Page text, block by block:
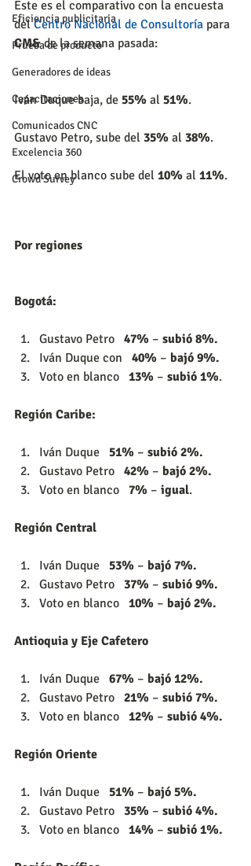
Eficiencia publicitaria
Prueba de producto
Generadores de ideas
Capacitaciones
Comunicados CNC
Excelencia 360
Crowd Survey
Este es el comparativo con la encuesta
del Centro Nacional de Consultoría para
CM& de la semana pasada:
Iván Duque baja, de 55% al 51%.
Gustavo Petro, sube del 35% al 38%.
El voto en blanco sube del 10% al 11%.
Por regiones
Bogotá:
Gustavo Petro 47% – subió 8%.
Iván Duque con 40% – bajó 9%.
Voto en blanco 13% – subió 1%.
Región Caribe:
Iván Duque 51% – subió 2%.
Gustavo Petro 42% – bajó 2%.
Voto en blanco 7% – igual.
Región Central
Iván Duque 53% – bajó 7%.
Gustavo Petro 37% – subió 9%.
Voto en blanco 10% – bajó 2%.
Antioquia y Eje Cafetero
Iván Duque 67% – bajó 12%.
Gustavo Petro 21% – subió 7%.
Voto en blanco 12% – subió 4%.
Región Oriente
Iván Duque 51% – bajó 5%.
Gustavo Petro 35% – subió 4%.
Voto en blanco 14% – subió 1%.